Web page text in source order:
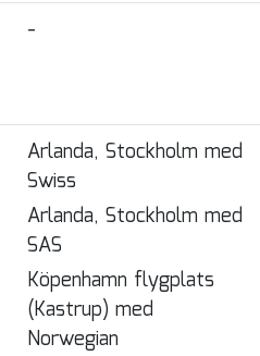
-
Arlanda, Stockholm med
Swiss
Arlanda, Stockholm med
SAS
Köpenhamn flygplats
(Kastrup) med
Norwegian